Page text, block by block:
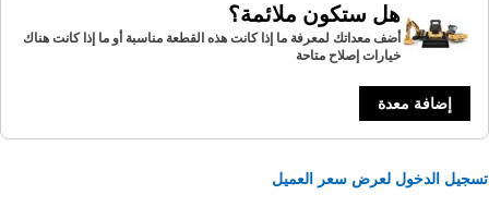
هل ستكون ملائمة؟
أضف معداتك لمعرفة ما إذا كانت هذه القطعة مناسبة أو ما إذا كانت هناك
خيارات إصلاح متاحة
إضافة معدة
الدخول لعرض سعر العميل